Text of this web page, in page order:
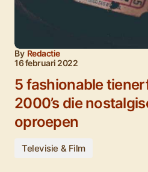
By Redactie
16 februari 2022
5 fashionable
2000’s die
oproepen
Televisie & Film